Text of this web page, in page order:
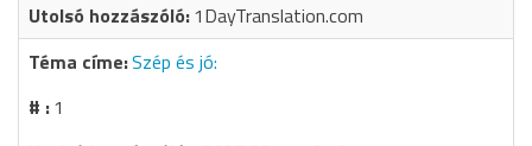
1DayTranslation.com
Szép és jó:
1